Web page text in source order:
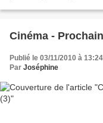
Cinéma -
Publié le 03/11/2010 à 13:24
Par Joséphine